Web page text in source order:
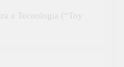
a Tecnologia (“Toy